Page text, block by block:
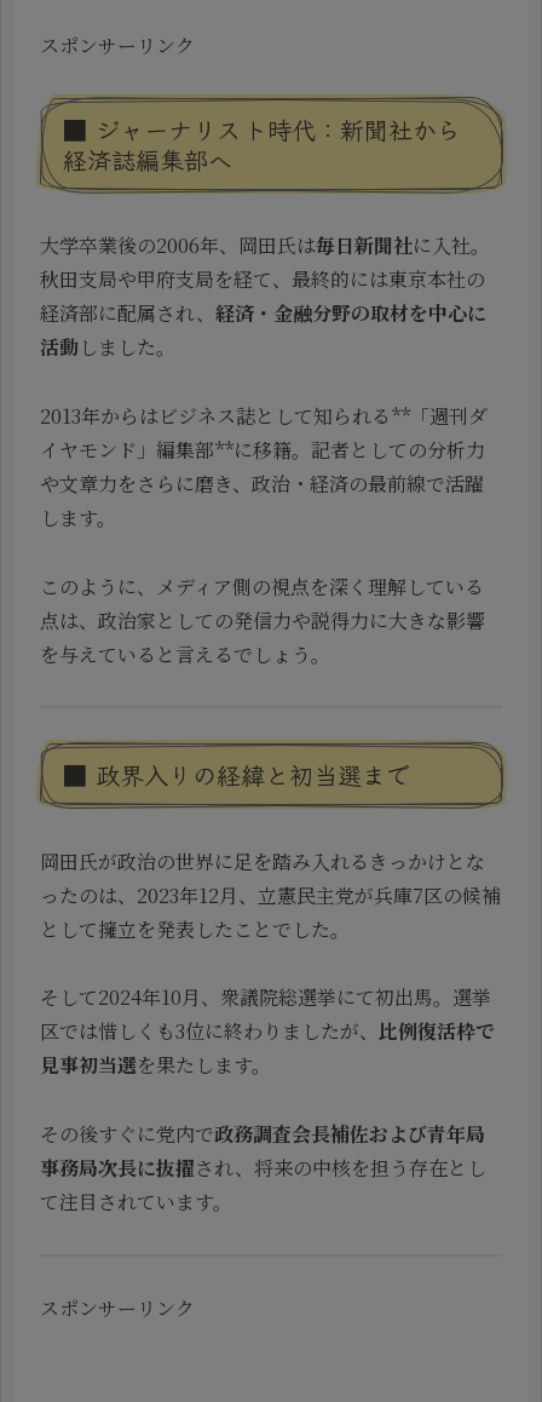
スポンサーリンク
■ ジャーナリスト時代：新聞社から
経済誌編集部へ
大学卒業後の2006年、岡田氏は毎日新聞社に入社。
秋田支局や甲府支局を経て、最終的には東京本社の
経済部に配属され、 経済・金融分野の取材を中心に
活動しました。
2013年からはビジネス誌として知られる**「週刊ダ
イヤモンド」編集部**に移籍。記者としての分析力
や文章力をさらに磨き、政治・経済の最前線で活躍
します。
このように、メディア側の視点を深く理解している
点は、政治家としての発信力や説得力に大きな影響
を与えていると言えるでしょう。
■ 政界入りの経緯と初当選まで
岡田氏が政治の世界に足を踏み入れるきっかけとな
ったのは、2023年12月、立憲民主党が兵庫7区の候補
として擁立を発表したことでした。
そして2024年10月、衆議院総選挙にて初出馬。選挙
区では惜しくも3位に終わりましたが、 比例復活枠で
見事初当選を果たします。
その後すぐに党内で政務調査会長補佐および青年局
事務局次長に抜擢され、将来の中核を担う存在とし
て注目されています。
スポンサーリンク